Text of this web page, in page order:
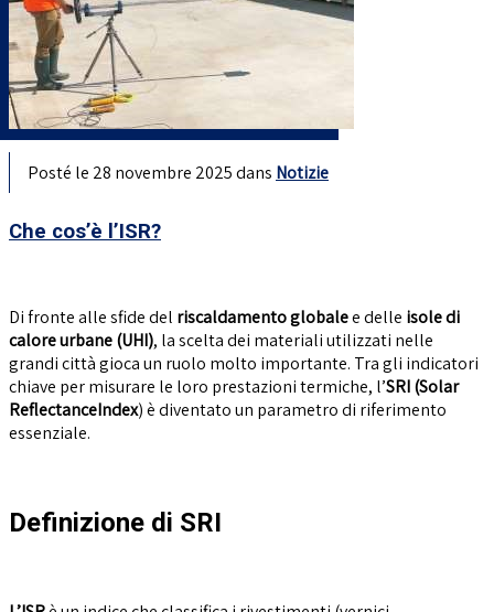
Posté le 28 novembre 2025 dans Notizie
Che cos’è l’ISR?
Di fronte alle sfide del riscaldamento globalee delle isole di
calore urbane (UHI), la scelta dei materiali utilizzati nelle
grandi città gioca un ruolo molto importante. Tra gli indicatori
chiave per misurare le loro prestazioni termiche, l’SRI (Solar
ReflectanceIndex)è diventato un parametro di riferimento
essenziale.
Definizione di SRI